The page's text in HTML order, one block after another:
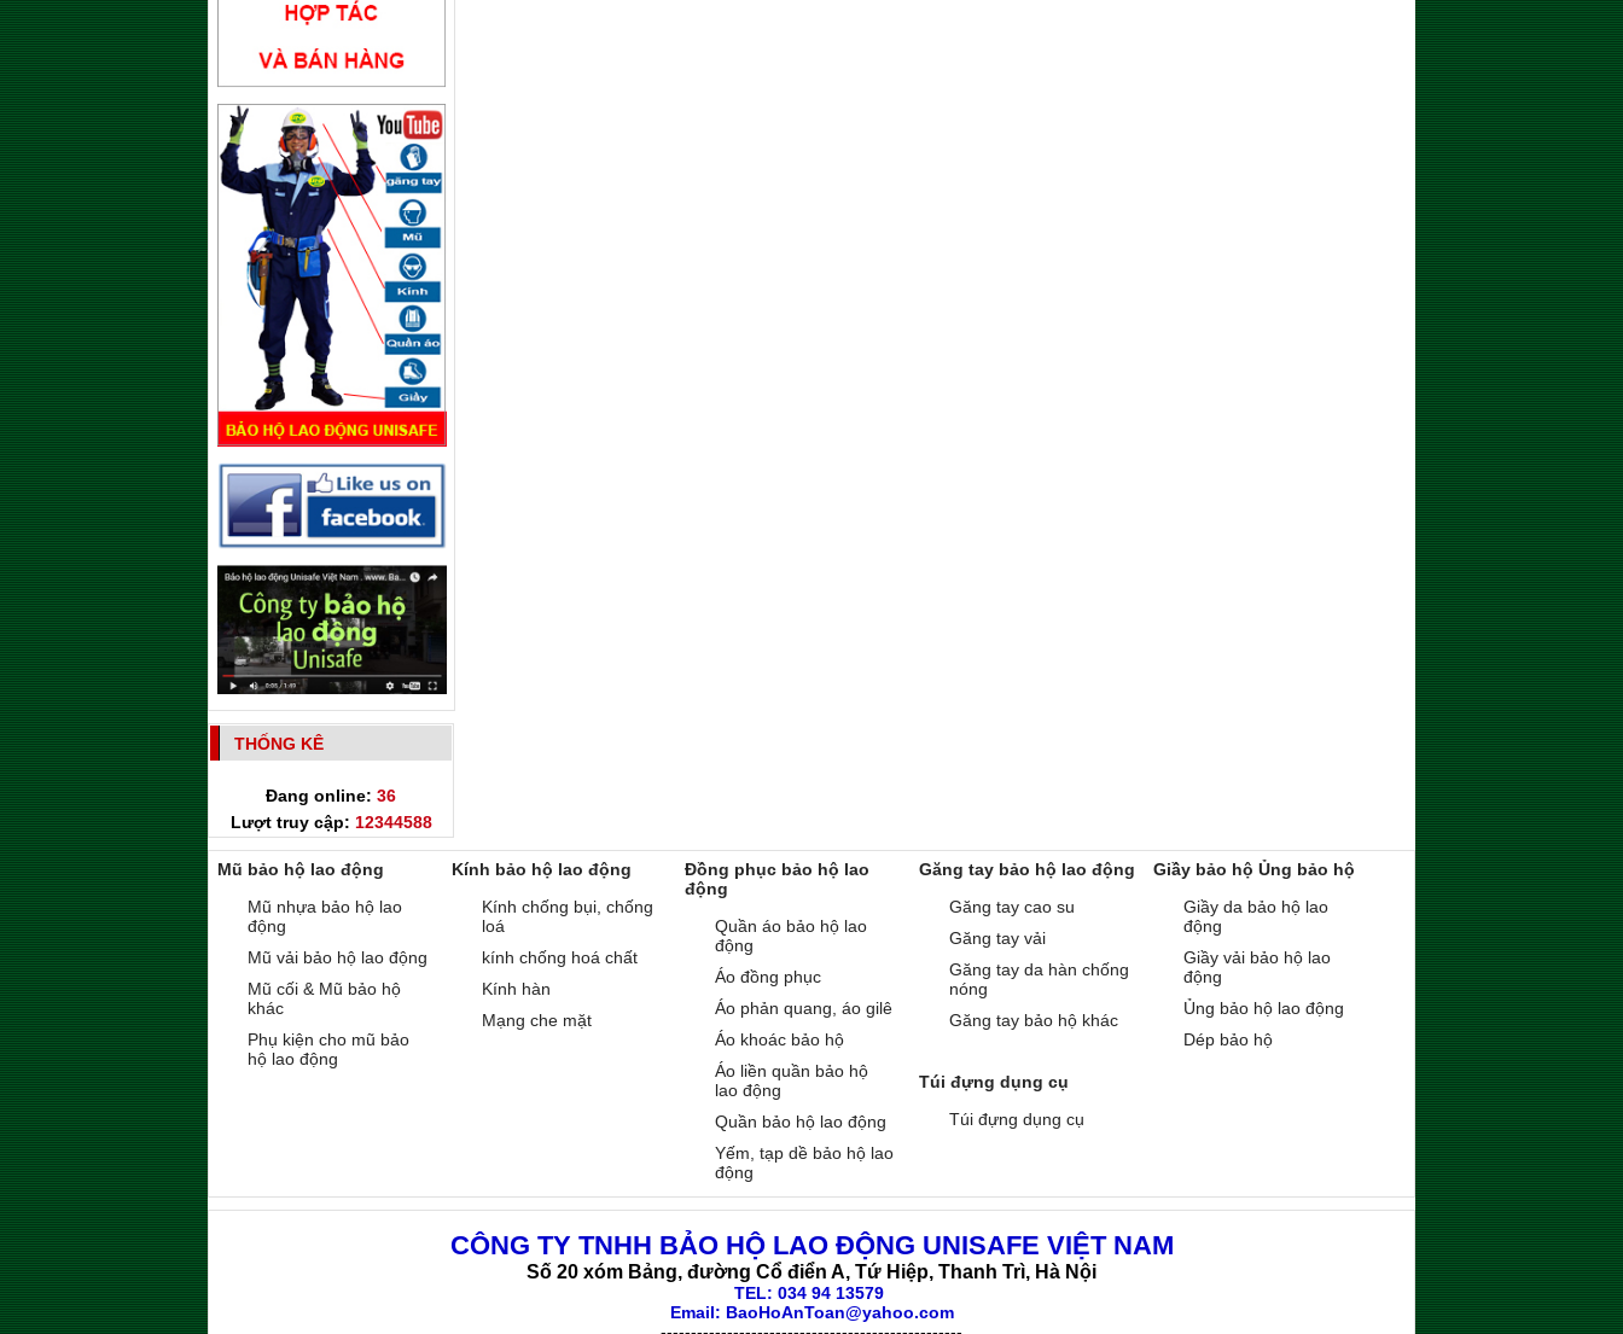
THỐNG KÊ
Đang online: 36
Lượt truy cập: 12344588
Mũ bảo hộ lao động
Mũ nhựa bảo hộ lao
động
Mũ vải bảo hộ lao động
Mũ cối & Mũ bảo hộ
khác
Phụ kiện cho mũ bảo
hộ lao động
Kính bảo hộ lao động
Kính chống bụi, chống
loá
kính chống hoá chất
Kính hàn
Mạng che mặt
Đồng phục bảo hộ lao
động
Quần áo bảo hộ lao
động
Áo đồng phục
Áo phản quang, áo gilê
Áo khoác bảo hộ
Áo liền quần bảo hộ
lao động
Quần bảo hộ lao động
Yếm, tạp dề bảo hộ lao
động
Găng tay bảo hộ lao động
Găng tay cao su
Găng tay vải
Găng tay da hàn chống
nóng
Găng tay bảo hộ khác
Giầy bảo hộ Ủng bảo hộ
Giầy da bảo hộ lao
động
Giầy vải bảo hộ lao
động
Ủng bảo hộ lao động
Dép bảo hộ
Túi đựng dụng cụ
Túi đựng dụng cụ
CÔNG TY TNHH BẢO HỘ LAO ĐỘNG UNISAFE VIỆT NAM
Số 20 xóm Bảng, đường Cổ điển A, Tứ Hiệp, Thanh Trì, Hà Nội
TEL: 034 94 13579
Email: BaoHoAnToan@yahoo.com